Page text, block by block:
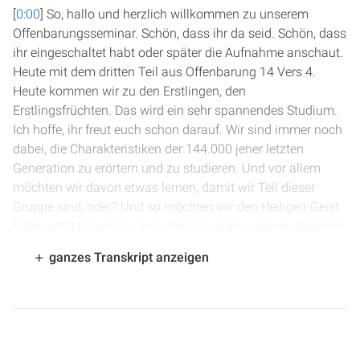
[0:00] So, hallo und herzlich willkommen zu unserem
Offenbarungsseminar. Schön, dass ihr da seid. Schön, dass
ihr eingeschaltet habt oder später die Aufnahme anschaut.
Heute mit dem dritten Teil aus Offenbarung 14 Vers 4.
Heute kommen wir zu den Erstlingen, den
Erstlingsfrüchten. Das wird ein sehr spannendes Studium.
Ich hoffe, ihr freut euch schon darauf. Wir sind immer noch
dabei, die Charakteristiken der 144.000 jener letzten
Generation zu erörtern und zu studieren. Und vor allem
möchten wir davon etwas lernen, damit wir Teil dieser
Gruppe sind, oder? Und so möchten wir den Heiligen Geist
ganzes Transkript anzeigen